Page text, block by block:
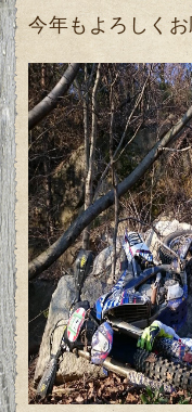
今年もよろしくお